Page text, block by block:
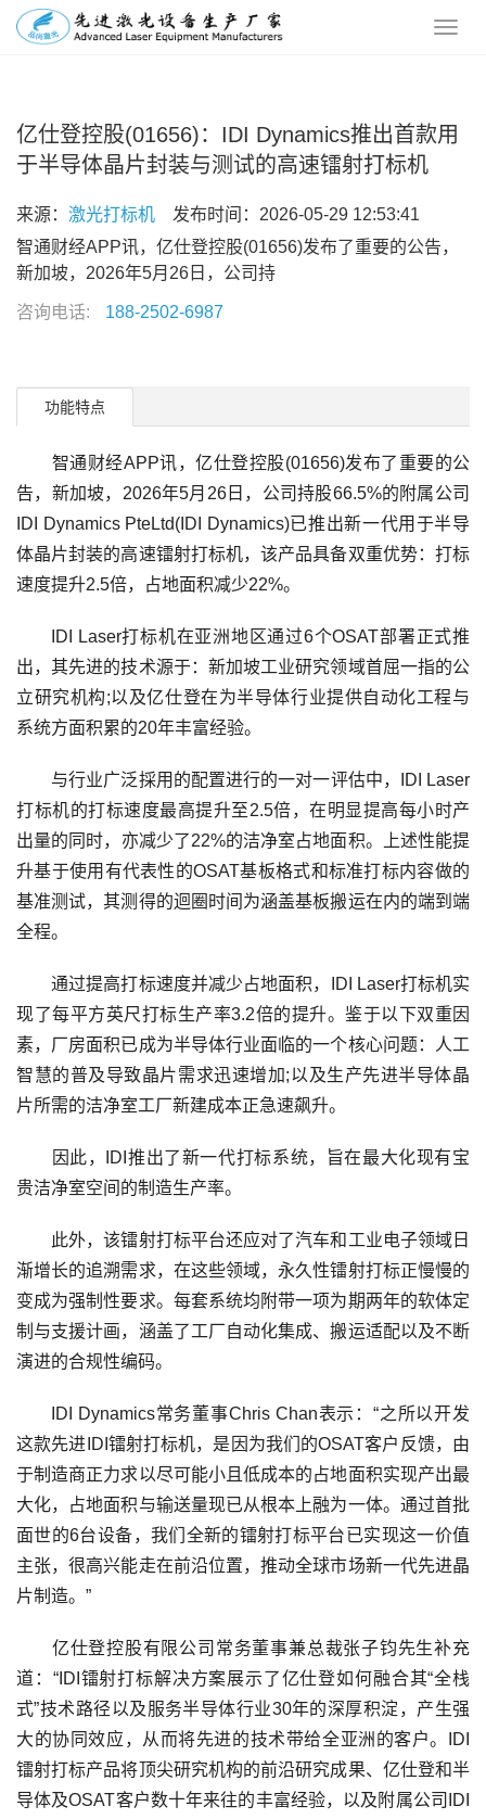
亿仕登控股(01656)：IDI Dynamics推出首款用
于半导体晶片封装与测试的高速镭射打标机
来源： 激光打标机 发布时间：2026-05-29 12:53:41
智通财经APP讯，亿仕登控股(01656)发布了重要的公告，
新加坡，2026年5月26日，公司持
咨询电话: 188-2502-6987
功能特点
智通财经APP讯，亿仕登控股(01656)发布了重要的公
告，新加坡，2026年5月26日，公司持股66.5%的附属公司
IDI Dynamics PteLtd(IDI Dynamics)已推出新一代用于半导
体晶片封装的高速镭射打标机，该产品具备双重优势：打标
速度提升2.5倍，占地面积减少22%。
IDI Laser打标机在亚洲地区通过6个OSAT部署正式推
出，其先进的技术源于：新加坡工业研究领域首屈一指的公
立研究机构;以及亿仕登在为半导体行业提供自动化工程与
系统方面积累的20年丰富经验。
与行业广泛採用的配置进行的一对一评估中，IDI Laser
打标机的打标速度最高提升至2.5倍，在明显提高每小时产
出量的同时，亦减少了22%的洁净室占地面积。上述性能提
升基于使用有代表性的OSAT基板格式和标准打标内容做的
基准测试，其测得的迴圈时间为涵盖基板搬运在内的端到端
全程。
通过提高打标速度并减少占地面积，IDI Laser打标机实
现了每平方英尺打标生产率3.2倍的提升。鉴于以下双重因
素，厂房面积已成为半导体行业面临的一个核心问题：人工
智慧的普及导致晶片需求迅速增加;以及生产先进半导体晶
片所需的洁净室工厂新建成本正急速飙升。
因此，IDI推出了新一代打标系统，旨在最大化现有宝
贵洁净室空间的制造生产率。
此外，该镭射打标平台还应对了汽车和工业电子领域日
渐增长的追溯需求，在这些领域，永久性镭射打标正慢慢的
变成为强制性要求。每套系统均附带一项为期两年的软体定
制与支援计画，涵盖了工厂自动化集成、搬运适配以及不断
演进的合规性编码。
IDI Dynamics常务董事Chris Chan表示：“之所以开发
这款先进IDI镭射打标机，是因为我们的OSAT客户反馈，由
于制造商正力求以尽可能小且低成本的占地面积实现产出最
大化，占地面积与输送量现已从根本上融为一体。通过首批
面世的6台设备，我们全新的镭射打标平台已实现这一价值
主张，很高兴能走在前沿位置，推动全球市场新一代先进晶
片制造。”
亿仕登控股有限公司常务董事兼总裁张子钧先生补充
道：“IDI镭射打标解决方案展示了亿仕登如何融合其“全栈
式”技术路径以及服务半导体行业30年的深厚积淀，产生强
大的协同效应，从而将先进的技术带给全亚洲的客户。IDI
镭射打标产品将顶尖研究机构的前沿研究成果、亿仕登和半
导体及OSAT客户数十年来往的丰富经验，以及附属公司IDI